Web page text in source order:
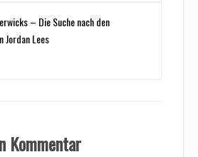
– Die Suche nach den
Jordan Lees
Kommentar